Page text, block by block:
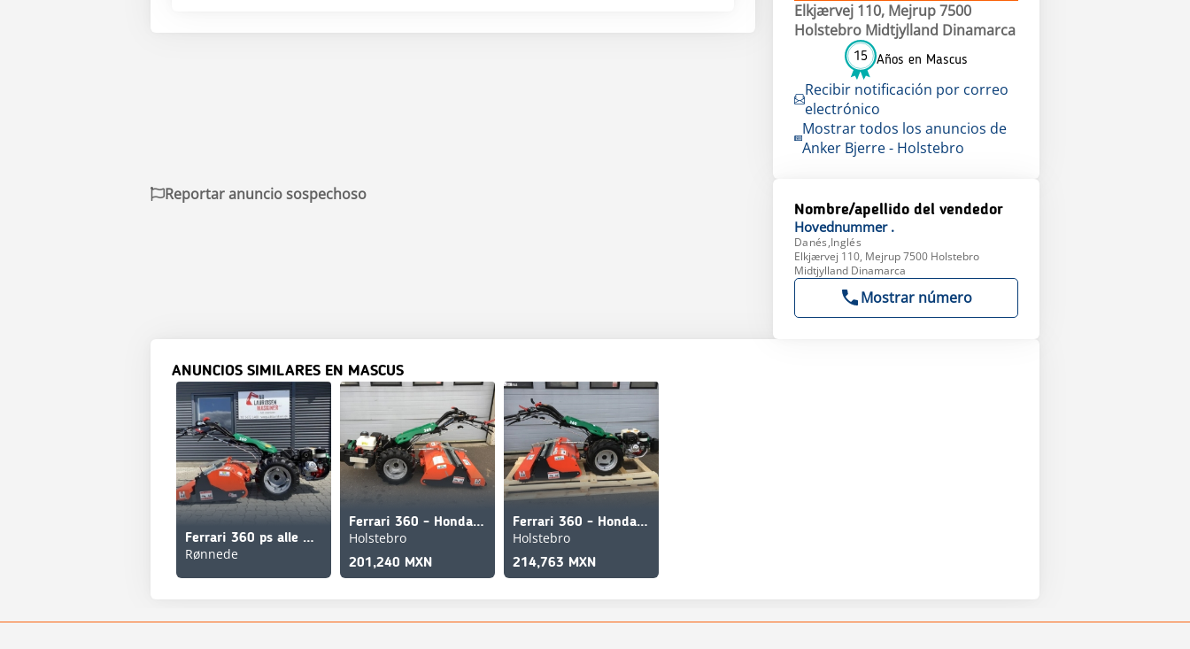
Elkjærvej 110, Mejrup 7500
Holstebro Midtjylland Dinamarca
15 Años en Mascus
Recibir notificación por correo
electrónico
Mostrar todos los anuncios de
Anker Bjerre - Holstebro
Nombre/apellido del vendedor
Hovednummer .
Danés,Inglés
Elkjærvej 110, Mejrup 7500 Holstebro
Midtjylland Dinamarca
Mostrar número
Reportar anuncio sospechoso
ANUNCIOS SIMILARES EN MASCUS
Ferrari 360 ps alle muligheder for udstyr
Rønnede
Ferrari 360 - Honda Benzin Tilbud med 84cm stennedlægnings
Holstebro
201,240 MXN
Ferrari 360 - Honda Benzin
Holstebro
214,763 MXN